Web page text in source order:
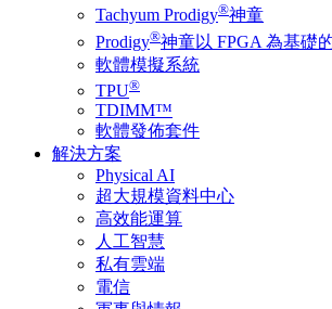
Tachyum Prodigy®神童
Prodigy®神童以 FPGA 為基礎
軟體模擬系統
TPU®
TDIMM™
軟體發佈套件
解決方案
Physical AI
超大規模資料中心
高效能運算
人工智慧
私有雲端
電信